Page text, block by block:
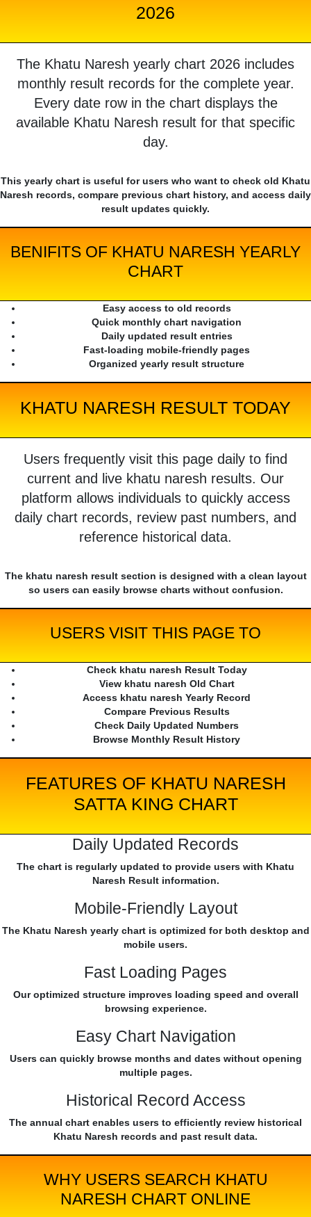
2026
The Khatu Naresh yearly chart 2026 includes
monthly result records for the complete year.
Every date row in the chart displays the
available Khatu Naresh result for that specific
day.
This yearly chart is useful for users who want to check old Khatu
Naresh records, compare previous chart history, and access daily
result updates quickly.
BENIFITS OF KHATU NARESH YEARLY
CHART
Easy access to old records
Quick monthly chart navigation
Daily updated result entries
Fast-loading mobile-friendly pages
Organized yearly result structure
KHATU NARESH RESULT TODAY
Users frequently visit this page daily to find
current and live khatu naresh results. Our
platform allows individuals to quickly access
daily chart records, review past numbers, and
reference historical data.
The khatu naresh result section is designed with a clean layout
so users can easily browse charts without confusion.
USERS VISIT THIS PAGE TO
Check khatu naresh Result Today
View khatu naresh Old Chart
Access khatu naresh Yearly Record
Compare Previous Results
Check Daily Updated Numbers
Browse Monthly Result History
FEATURES OF KHATU NARESH
SATTA KING CHART
Daily Updated Records
The chart is regularly updated to provide users with Khatu
Naresh Result information.
Mobile-Friendly Layout
The Khatu Naresh yearly chart is optimized for both desktop and
mobile users.
Fast Loading Pages
Our optimized structure improves loading speed and overall
browsing experience.
Easy Chart Navigation
Users can quickly browse months and dates without opening
multiple pages.
Historical Record Access
The annual chart enables users to efficiently review historical
Khatu Naresh records and past result data.
WHY USERS SEARCH KHATU
NARESH CHART ONLINE